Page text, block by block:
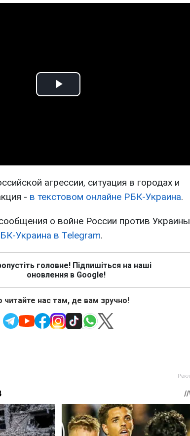
Play
агрессии, ситуация в городах и
- в текстовом онлайне РБК-Украина.
о войне России против Украины
Украина в Telegram.
головне! Підпишіться на наші
оновлення в Google!
читайте нас там, де вам зручно!